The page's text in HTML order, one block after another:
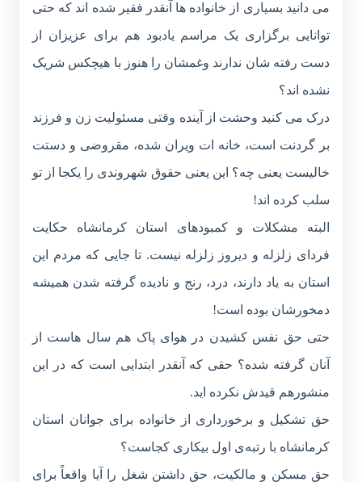
می دانید بسیاری از خانواده ها آنقدر فقیر شده اند که حتی
توانایی برگزاری یک مراسم یادبود هم برای عزیزان از
دست رفته شان ندارند وغمشان را هنوز با هیچکس شریک
نشده اند؟
درک می کنید وحشت از آینده وقتی مسئولیت زن و فرزند
بر گردنت است، خانه ات ویران شده، مقروضی و دستت
خالیست یعنی چه؟ این یعنی حقوق شهروندی را یکجا از تو
سلب کرده اند!
البته مشکلات و کمبودهای استان کرمانشاه حکایت
فردای زلزله و دیروز زلزله نیست. تا جایی که مردم این
استان به یاد دارند، درد، رنج و نادیده گرفته شدن همیشه
دمخورشان بوده است!
حتی حق نفس کشیدن در هوای پاک هم سال هاست از
آنان گرفته شده؟ حقی که آنقدر ابتدایی است که در این
منشورهم قیدش نکرده اید.
حق تشکیل و برخورداری از خانواده برای جوانان استان
کرمانشاه با رتبه‌ی اول بیکاری کجاست؟
حق مسکن و مالکیت، حق داشتن شغل را آیا واقعاً برای